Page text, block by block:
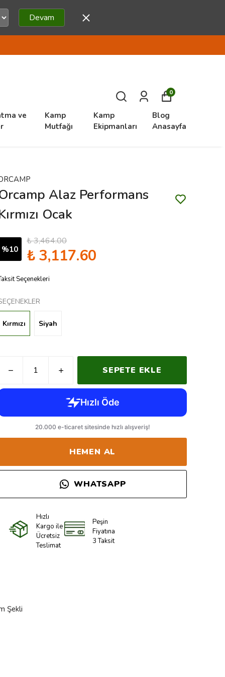
Devam
ve
Kamp
Mutfağı
Kamp
Ekipmanları
Blog
Anasayfa
0
Alaz Performans
Ocak
%10
₺ 3,464.00
₺ 3,117.60
Seçenekleri
Kırmızı Siyah
SEPETE EKLE
HEMEN AL
WHATSAPP
Hızlı
Kargo ile
Ücretsiz
Teslimat
Peşin
Fiyatına
3 Taksit
Şekli